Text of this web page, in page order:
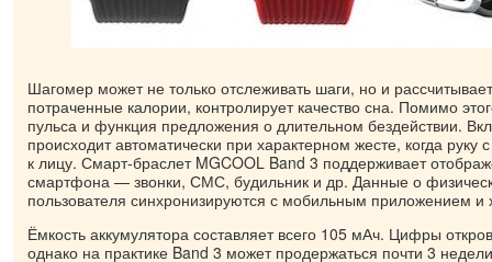
Шагомер может не только отслеживать шаги, но и
потраченные калории, контролирует качество сна. Помимо
пульса и функция предложения о длительном бездействии.
происходит автоматически при характерном жесте, когда
к лицу. Смарт-браслет MGCOOL Band 3 поддерживает
смартфона — звонки, СМС, будильник и др. Данные о
пользователя синхронизируются с мобильным приложением и
Ёмкость аккумулятора составляет всего 105 мАч. Цифры
однако на практике Band 3 может продержаться почти 3